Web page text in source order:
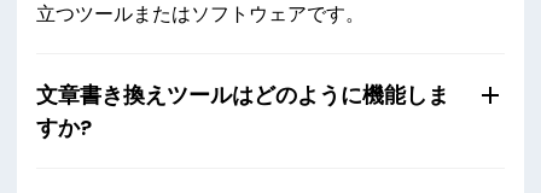
立つツールまたはソフトウェアです。
文章書き換えツールはどのように機能しま
すか?